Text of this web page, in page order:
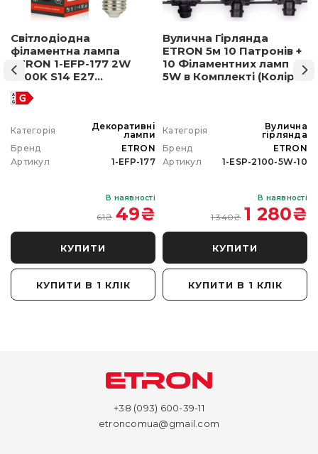
Світлодіодна
філаментна лампа
ETRON 1-EFP-177 2W
2500K S14 E27
позолочене скло
Категорія
Декоративні
лампи
Бренд
ETRON
Артикул
1-EFP-177
В наявності
61₴ 49₴
КУПИТИ
КУПИТИ В 1 КЛІК
Вулична Гірлянда
ETRON 5м 10 Патронів +
10 Філаментних ламп
5W в Комплекті (Колір
Категорія
Вулична
гірлянда
Бренд
ETRON
Артикул
1-ESP-2100-5W-10
В наявності
1 340₴ 1 280₴
КУПИТИ
КУПИТИ В 1 КЛІК
+38 (093) 600-39-11
etroncomua@gmail.com